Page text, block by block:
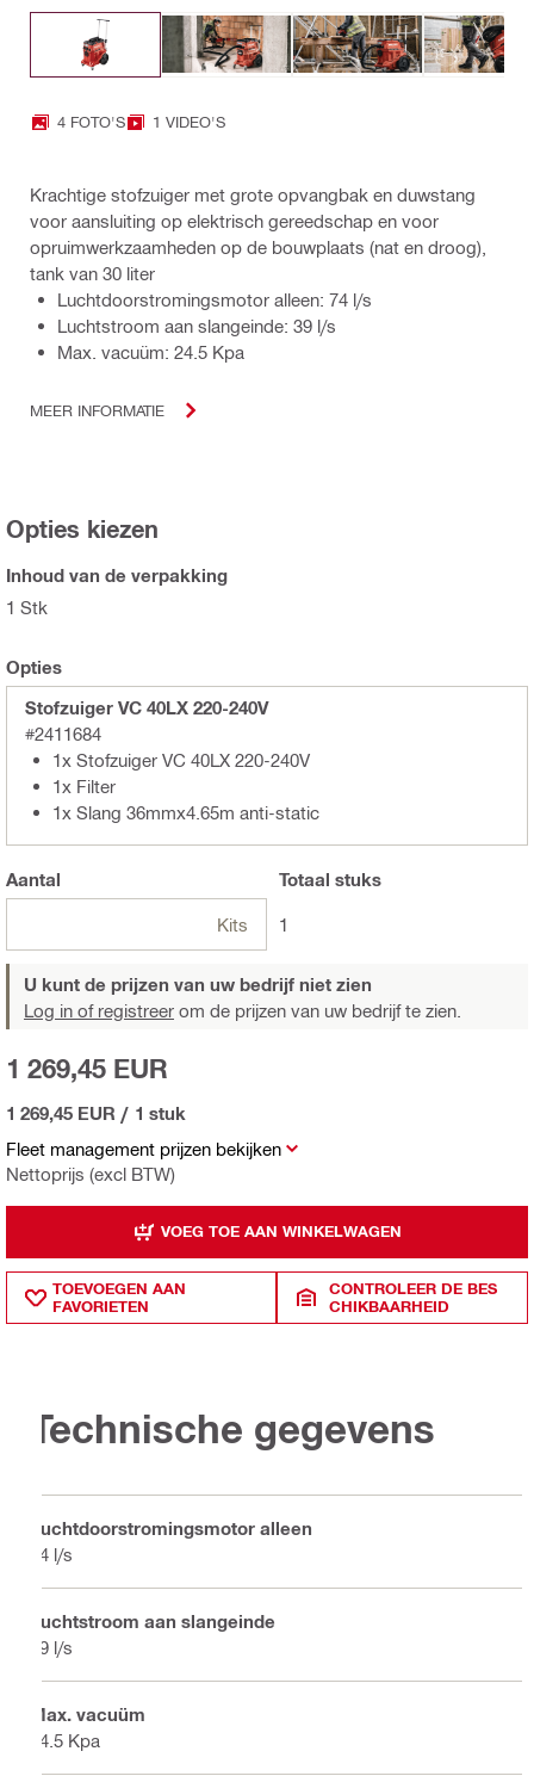
4 FOTO'S 1 VIDEO'S
Krachtige stofzuiger met grote opvangbak en duwstang
voor aansluiting op elektrisch gereedschap en voor
opruimwerkzaamheden op de bouwplaats (nat en droog),
tank van 30 liter
Luchtdoorstromingsmotor alleen: 74 l/s
Luchtstroom aan slangeinde: 39 l/s
Max. vacuüm: 24.5 Kpa
MEER INFORMATIE
Opties kiezen
Inhoud van de verpakking
1 Stk
Opties
Stofzuiger VC 40LX 220-240V
#2411684
1x Stofzuiger VC 40LX 220-240V
1x Filter
1x Slang 36mmx4.65m anti-static
Aantal
Kits
Totaal stuks
1
U kunt de prijzen van uw bedrijf niet zien
Log in of registreer om de prijzen van uw bedrijf te zien.
Fleet management prijzen bekijken
Nettoprijs (excl BTW)
1 269,45 EUR
1 269,45 EUR / 1 stuk
VOEG TOE AAN WINKELWAGEN
TOEVOEGEN AAN
FAVORIETEN
CONTROLEER DE BES
CHIKBAARHEID
Technische gegevens
Luchtdoorstromingsmotor alleen
74 l/s
Luchtstroom aan slangeinde
39 l/s
Max. vacuüm
24.5 Kpa